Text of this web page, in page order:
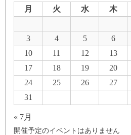
月 火 水 木
3
4 5 6
10
11 12 13
17
18 19 20
24
25 26 27
31
« 7月
開催予定のイベントはありません